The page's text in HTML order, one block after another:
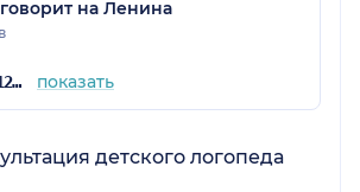
на Ленина
+7 (833) 279-12-71 показать
детского логопеда